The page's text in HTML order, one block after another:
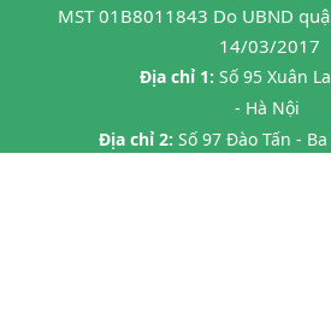
MST 01B8011843 Do UBND
14/03/2017
Địa chỉ 1: Số 95 Xuân
- Hà Nội
Địa chỉ 2: Số 97 Đào Tấn -